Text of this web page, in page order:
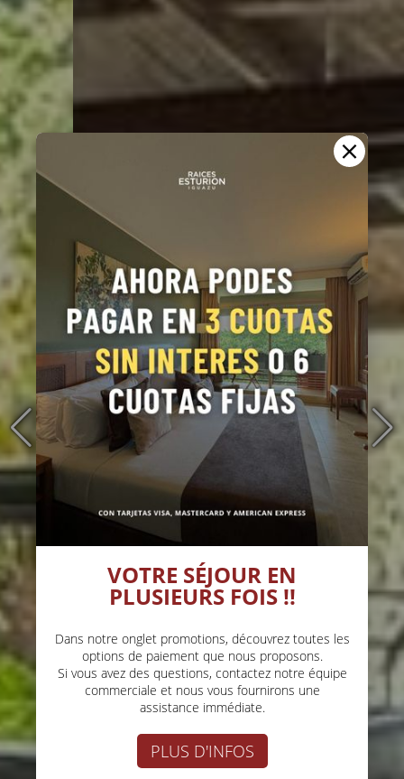
VOTRE SÉJOUR EN
PLUSIEURS FOIS !!
Dans notre onglet promotions, découvrez toutes les
options de paiement que nous proposons.
Si vous avez des questions, contactez notre équipe
commerciale et nous vous fournirons une
assistance immédiate.
PLUS D'INFOS